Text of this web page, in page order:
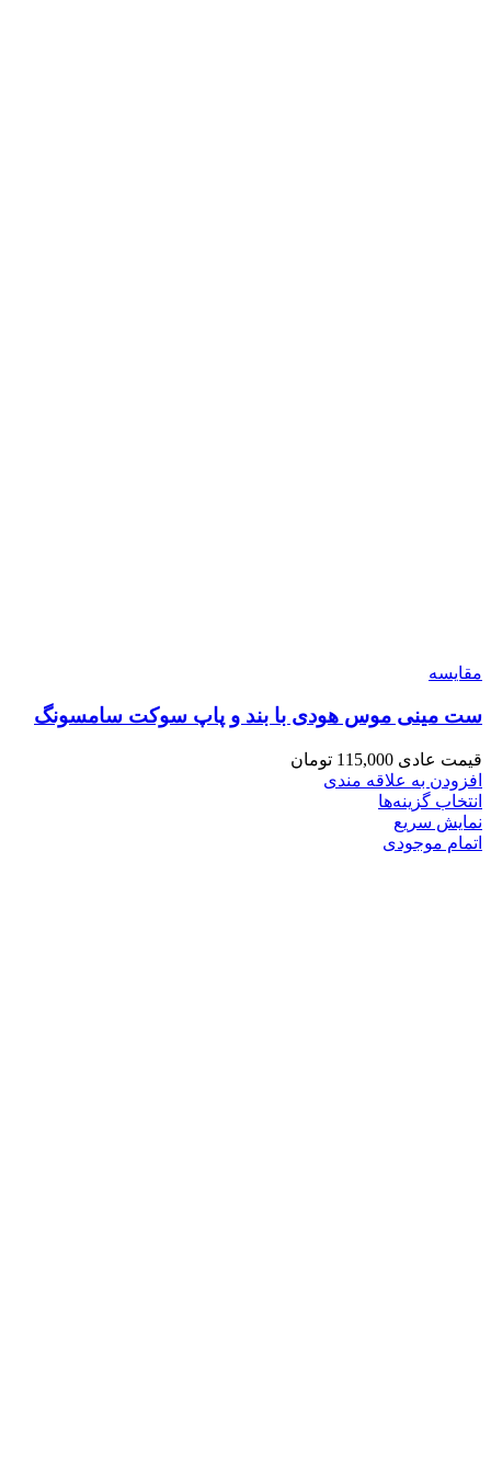
مقايسه
ست مینی موس هودی با بند و پاپ سوکت سامسونگ
قیمت عادی 115,000 تومان
افزودن به علاقه مندی
انتخاب گزینه‌ها
نمایش سریع
اتمام موجودی